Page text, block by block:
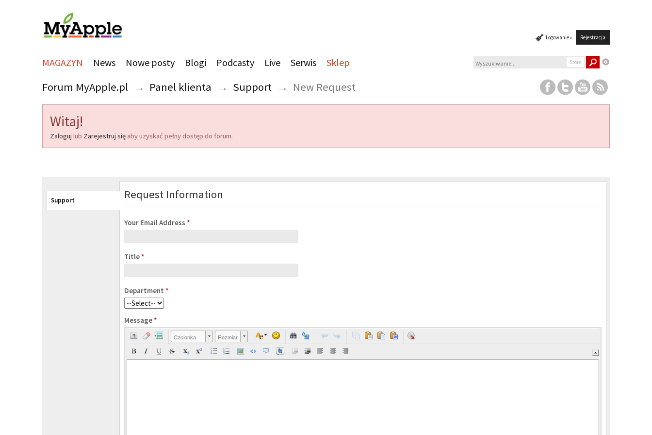
Logowanie » Rejestracja
MAGAZYN News Nowe posty Blogi Podcasty Live Serwis Sklep Store
Forum MyApple.pl → Panel klienta → Support → New Request
Witaj!
Zaloguj lub Zarejestruj się aby uzyskać pełny dostęp do forum.
Support Request Information
Your Email Address *
Title *
Department *
Message *
Czcionka Rozmiar